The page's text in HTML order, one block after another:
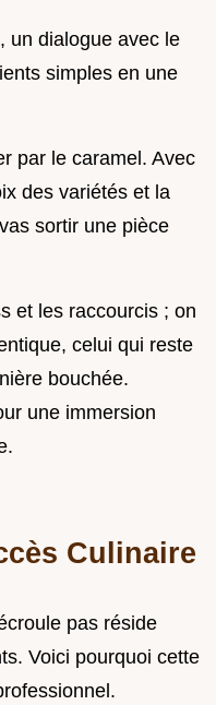
un dialogue avec le
simples en une
par le caramel. Avec
des variétés et la
sortir une pièce
et les raccourcis ; on
celui qui reste
bouchée.
une immersion
Culinaire
pas réside
Voici pourquoi cette